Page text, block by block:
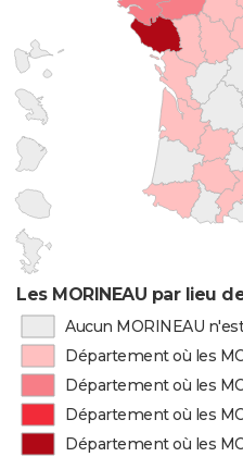
Les MORINEAU par lieu
Aucun MORINEAU
Département où les
Département où les
Département où les
Département où les